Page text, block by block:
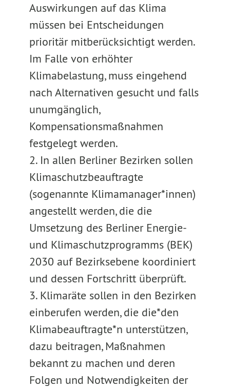
Auswirkungen auf das Klima
müssen bei Entscheidungen
prioritär mitberücksichtigt werden.
Im Falle von erhöhter
Klimabelastung, muss eingehend
nach Alternativen gesucht und falls
unumgänglich,
Kompensationsmaßnahmen
festgelegt werden.
2. In allen Berliner Bezirken sollen
Klimaschutzbeauftragte
(sogenannte Klimamanager*innen)
angestellt werden, die die
Umsetzung des Berliner Energie-
und Klimaschutzprogramms (BEK)
2030 auf Bezirksebene koordiniert
und dessen Fortschritt überprüft.
3. Klimaräte sollen in den Bezirken
einberufen werden, die die*den
Klimabeauftragte*n unterstützen,
dazu beitragen, Maßnahmen
bekannt zu machen und deren
Folgen und Notwendigkeiten der